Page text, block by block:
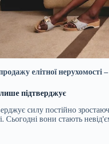
елітної нерухомості
підтверджує
силу постійно
Сьогодні вони стають